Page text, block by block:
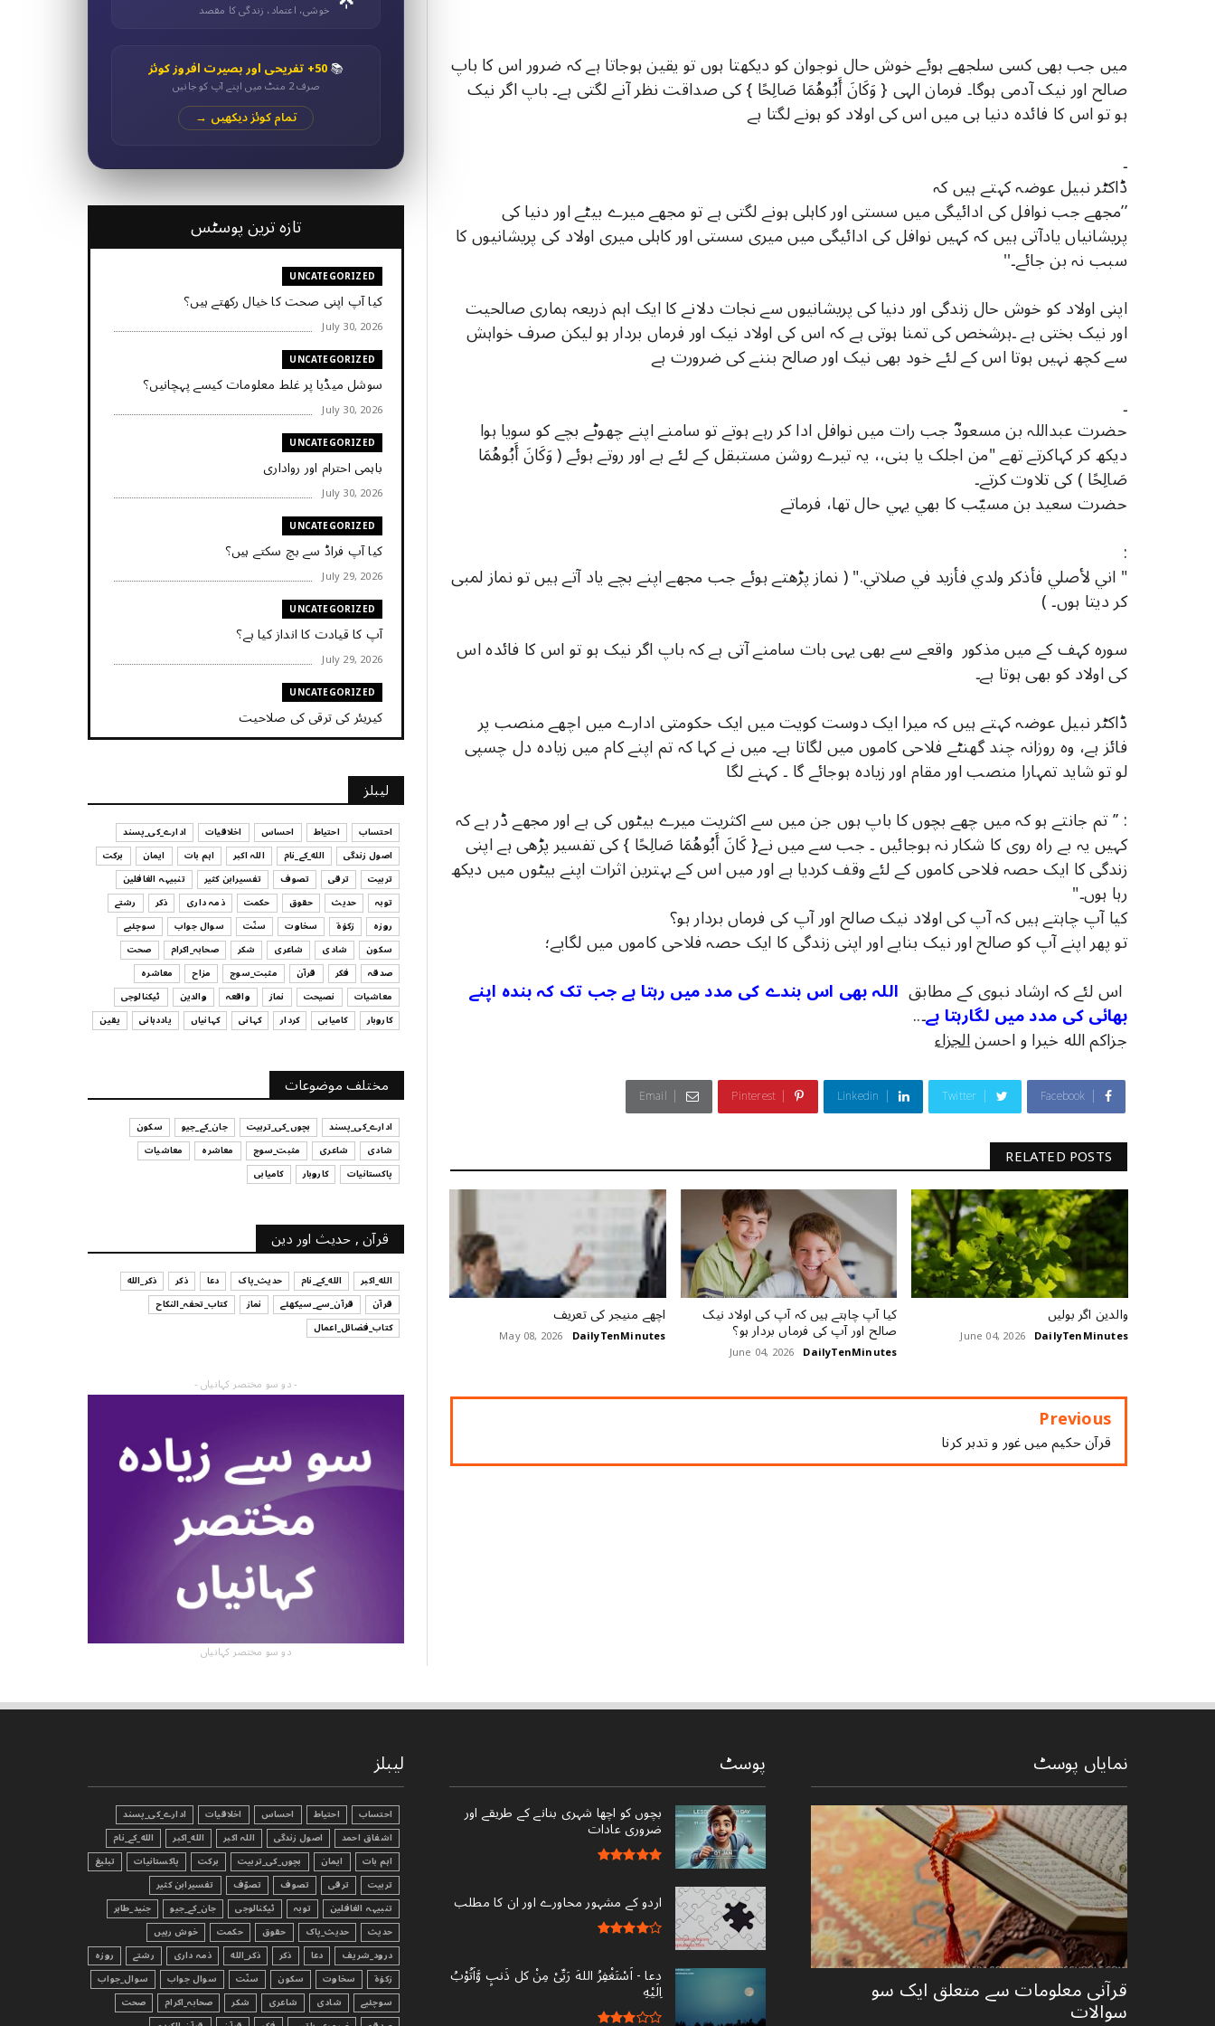
میں جب بھی کسی سلجھے ہوئے خوش حال نوجوان کو دیکھتا ہوں تو یقین ہوجاتا ہے کہ ضرور اس کا باپ
صالح اور نیک آدمی ہوگا۔ فرمان الہی { وَكَانَ أَبُوهُمَا صَالِحًا } کی صداقت نظر آنے لگتی ہے۔ باپ اگر نیک
ہو تو اس کا فائدہ دنیا ہی میں اس کی اولاد کو ہونے لگتا ہے
۔
ڈاکٹر نبیل عوضہ کہتے ہیں کہ
’’مجھے جب نوافل کی ادائیگی میں سستی اور کاہلی ہونے لگتی ہے تو مجھے میرے بیٹے اور دنیا کی
پریشانیاں یادآتی ہیں کہ کہیں نوافل کی ادائیگی میں میری سستی اور کاہلی میری اولاد کی پریشانیوں کا
سبب نہ بن جائے۔''
اپنی اولاد کو خوش حال زندگی اور دنیا کی پریشانیوں سے نجات دلانے کا ایک اہم ذریعہ ہماری صالحیت
اور نیک بختی ہے ۔ہرشخص کی تمنا ہوتی ہے کہ اس کی اولاد نیک اور فرماں بردار ہو لیکن صرف خواہش
سے کچھ نہیں ہوتا اس کے لئے خود بھی نیک اور صالح بننے کی ضرورت ہے
۔
حضرت عبداللہ بن مسعودؓ جب رات میں نوافل ادا کر رہے ہوتے تو سامنے اپنے چھوٹے بچے کو سویا ہوا
دیکھ کر کہاکرتے تھے "من اجلک یا بنی،، یہ تیرے روشن مستبقل کے لئے ہے اور روتے ہوئے ( وَكَانَ أَبُوهُمَا
صَالِحًا ) کی تلاوت کرتے۔
حضرت سعيد بن مسيّب كا بهي يہي حال تها، فرماتے
:
" اني لأصلي فأذكر ولدي فأزيد في صلاتي." ( نماز پڑھتے ہوئے جب مجھے اپنے بچے یاد آتے ہیں تو نماز لمبی
کر دیتا ہوں۔ )
سورہ کہف کے میں مذکور واقعے سے بھی یہی بات سامنے آتی ہے کہ باپ اگر نیک ہو تو اس کا فائدہ اس
کی اولاد کو بھی ہوتا ہے۔
ڈاکٹر نبیل عوضہ کہتے ہیں کہ میرا ایک دوست کویت میں ایک حکومتی ادارے میں اچھے منصب پر
فائز ہے، وہ روزانہ چند گھنٹے فلاحی کاموں میں لگاتا ہے۔ میں نے کہا کہ تم اپنے کام میں زیادہ دل چسپی
لو تو شاید تمہارا منصب اور مقام اور زیادہ ہوجائے گا ۔ کہنے لگا
: ’’ تم جانتے ہو کہ میں چھے بچوں کا باپ ہوں جن میں سے اکثریت میرے بیٹوں کی ہے اور مجھے ڈر ہے کہ
کہیں یہ بے راہ روی کا شکار نہ ہوجائیں ۔ جب سے میں نے{ کَانَ أَبُوهُمَا صَالِحًا } کی تفسیر پڑھی ہے اپنی
زندگی کا ایک حصہ فلاحی کاموں کے لئے وقف کردیا ہے اور میں اس کے بہترین اثرات اپنے بیٹوں میں دیکھ
رہا ہوں۔"
کیا آپ چاہتے ہیں کہ آپ کی اولاد نیک صالح اور آپ کی فرماں بردار ہو؟
تو پھر اپنے آپ کو صالح اور نیک بنایے اور اپنی زندگی کا ایک حصہ فلاحی کاموں میں لگایے؛
اس لئے کہ ارشاد نبوی کے مطابق اللہ بھی اس بندے کی مدد میں رہتا ہے جب تک کہ بندہ اپنے
بھائی کی مدد میں لگارہتا ہے۔..
جزاکم الله خیرا و احسنالجزاء
Facebook
Twitter
Linkedin
Pinterest
Email
RELATED POSTS
والدین اگر بولیں
DailyTenMinutes
June 04, 2026
کیا آپ چاہتے ہیں کہ آپ کی اولاد نیک
صالح اور آپ کی فرماں بردار ہو؟
DailyTenMinutes
June 04, 2026
اچھے منیجر کی تعریف
DailyTenMinutes
May 08, 2026
Previous
قرآن حکیم میں غور و تدبر کرنا
خوشی، اعتماد، زندگی کا مقصد
📚50+ تفریحی اور بصیرت افروز کوئز
صرف 2 منٹ میں اپنے آپ کو جانیں
تمام کوئز دیکھیں →
تازہ ترین پوسٹس
UNCATEGORIZED
کیا آپ اپنی صحت کا خیال رکھتے ہیں؟
July 30, 2026
UNCATEGORIZED
سوشل میڈیا پر غلط معلومات کیسے پہچانیں؟
July 30, 2026
UNCATEGORIZED
باہمی احترام اور رواداری
July 30, 2026
UNCATEGORIZED
کیا آپ فراڈ سے بچ سکتے ہیں؟
July 29, 2026
UNCATEGORIZED
آپ کا قیادت کا انداز کیا ہے؟
July 29, 2026
UNCATEGORIZED
کیریئر کی ترقی کی صلاحیت
July 29, 2026
UNCATEGORIZED
کیا آپ اپنے باس کو مؤثر طریقے سے منظم کر رہے
ہیں
July 29, 2026
UNCATEGORIZED
اس وقت آپ کا موڈ کیسا ہے؟
July 29, 2026
UNCATEGORIZED
قرض لینے اور دینے میں ہوشیاری
July 29, 2026
آپ کا فیصلہ کرنے کا انداز
July 29, 2026
لیبلز
احتساب احتیاط احساس اخلاقیات
ادارے_کی_پسند
اصول زندگی
الله_کے_نام اللہ اکبر اہم بات ایمان
برکت
تربیت
ترقی تصوف تفسیرابن کثیر
تنبیہہ الغافلین
توبہ
حدیث حقوق حکمت ذمہ داری ذکر
رشتے
روزہ
زکوٰۃ سخاوت سنّت سوال جواب
سوچئیے
سکون
شادی شاعری شکر صحابہ_اکرام
صحت
صدقہ
فکر قرآن مثبت_سوچ مزاح
معاشرہ
معاشیات
نصیحت نماز واقعہ والدین
ٹیکنالوجی
کاروبار
کامیابی کردار کہانی کہانیاں یاددہانی یقین
مختلف موضوعات
ادارے_کی_پسند بچوں_کی_تربیت جان_کے_جیو
سکون
شادی
شاعری مثبت_سوچ معاشرہ
معاشیات
پاکستانیات
کاروبار کامیابی
قرآن , حدیث اور دین
الله_اکبر الله_کے_نام حدیث_پاک دعا ذکر
ذکر_الله
قرآن
قرآن_سے_سیکھئے نماز
کتاب_تحفہ_النکاح
کتاب_فضائل_اعمال
- دو سو مختصر کہانیاں -
دو سو مختصر کہانیاں
نمایاں پوسٹ
قرآنی ‏معلومات ‏سے ‏متعلق ‏ایک ‏سو
‏سوالات ‏
پوسٹ
بچوں کو اچھا شہری بنانے کے طریقے اور
ضروری عادات
اردو کے مشہور محاورے اور ان کا مطلب
دعا - ‎اَسْتَغْفِرُ اللهَ رَبِّىْ مِنْ کل ذَنبٍ وَّاَتُوْبُ
اِلَيْهِ
لیبلز
احتساب احتیاط احساس اخلاقیات
ادارے_کی_پسند
اشفاق احمد
اصول زندگی اللہ اکبر الله_اکبر
الله_کے_نام
اہم بات
ایمان بچوں_کی_تربیت برکت پاکستانیات
تبليغ
تربیت
ترقی تصوف تصوّف
تفسیرابن کثیر
تنبیہہ الغافلین
توبہ ٹیکنالوجی جان_کے_جیو
جنید_طاہر
حدیث
حدیث_پاک حقوق حکمت
خوش رہیں
درود_شریف
دعا ذکر ذکر_الله ذمہ داری رشتے
روزہ
زکوٰۃ
سخاوت سکون سنّت سوال جواب
سوال_جواب
سوچئیے
شادی شاعری شکر صحابہ_اکرام
صحت